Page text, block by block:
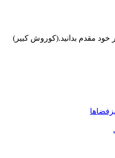
خود مقدم بدانید.(کوروش کبیر)